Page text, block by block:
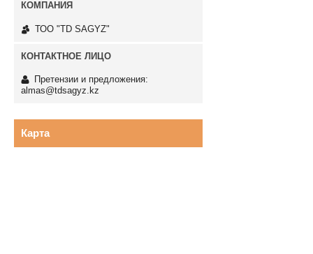
ТОО "TD SAGYZ"
Претензии и предложения:
almas@tdsagyz.kz
Карта